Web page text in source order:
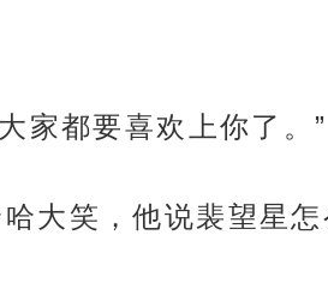
家都要喜欢上你了。”
大笑，他说裴望星怎